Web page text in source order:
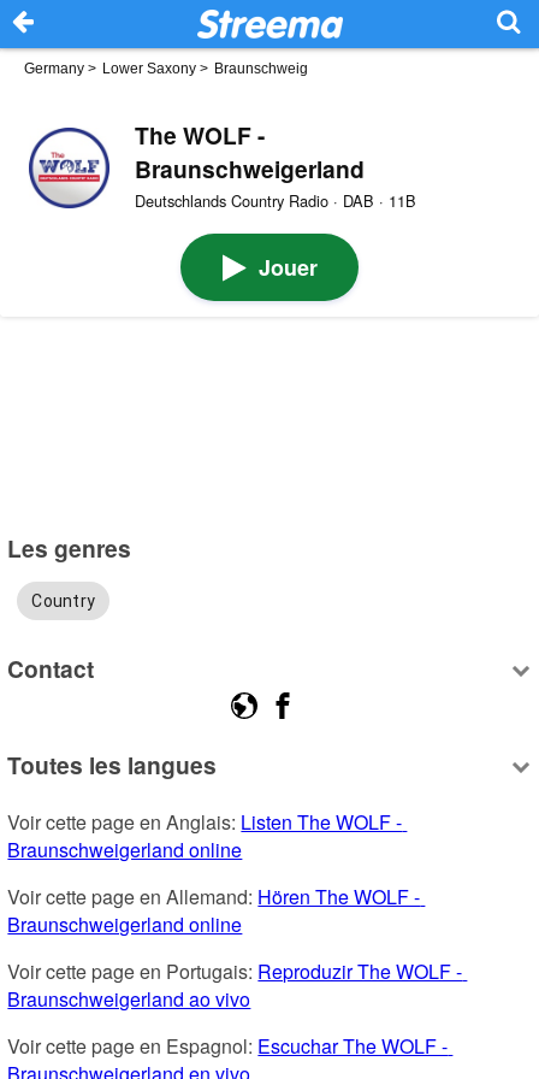
Germany > Lower Saxony > Braunschweig
The WOLF -
Braunschweigerland
Deutschlands Country Radio · DAB · 11B
Jouer
Les genres
Country
Contact
Toutes les langues
Voir cette page en Anglais: Listen The WOLF -
Braunschweigerland online
Voir cette page en Allemand: Hören The WOLF -
Braunschweigerland online
Voir cette page en Portugais: Reproduzir The WOLF -
Braunschweigerland ao vivo
Voir cette page en Espagnol: Escuchar The WOLF -
Braunschweigerland en vivo